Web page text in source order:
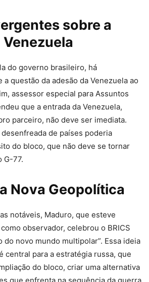
sobre a
do governo brasileiro, há
questão da adesão da Venezuela ao
assessor especial para Assuntos
que a entrada da Venezuela,
parceiro, não deve ser imediata.
de países poderia
do bloco, que não deve se tornar
G-77.
a Nova Geopolítica
notáveis, Maduro, que esteve
observador, celebrou o BRICS
do novo mundo multipolar”. Essa ideia
central para a estratégia russa, que
do bloco, criar uma alternativa